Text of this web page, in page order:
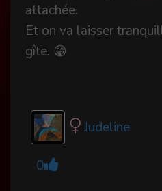
attachée.
Et on va laisser
gîte. 😁
Judeline
0